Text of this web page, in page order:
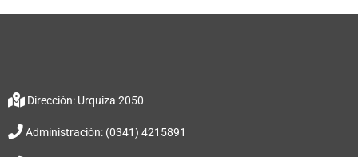
Dirección: Urquiza 2050
Administración: (0341) 4215891